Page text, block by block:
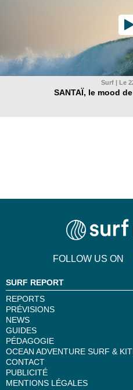
Surf | Le
SANTAÏ, le mood
FOLLOW US ON
SURF REPORT
REPORTS
PRÉVISIONS
NEWS
GUIDES
PÉDAGOGIE
OCEAN ADVENTURE SURF &
CONTACT
PUBLICITÉ
MENTIONS LÉGALES